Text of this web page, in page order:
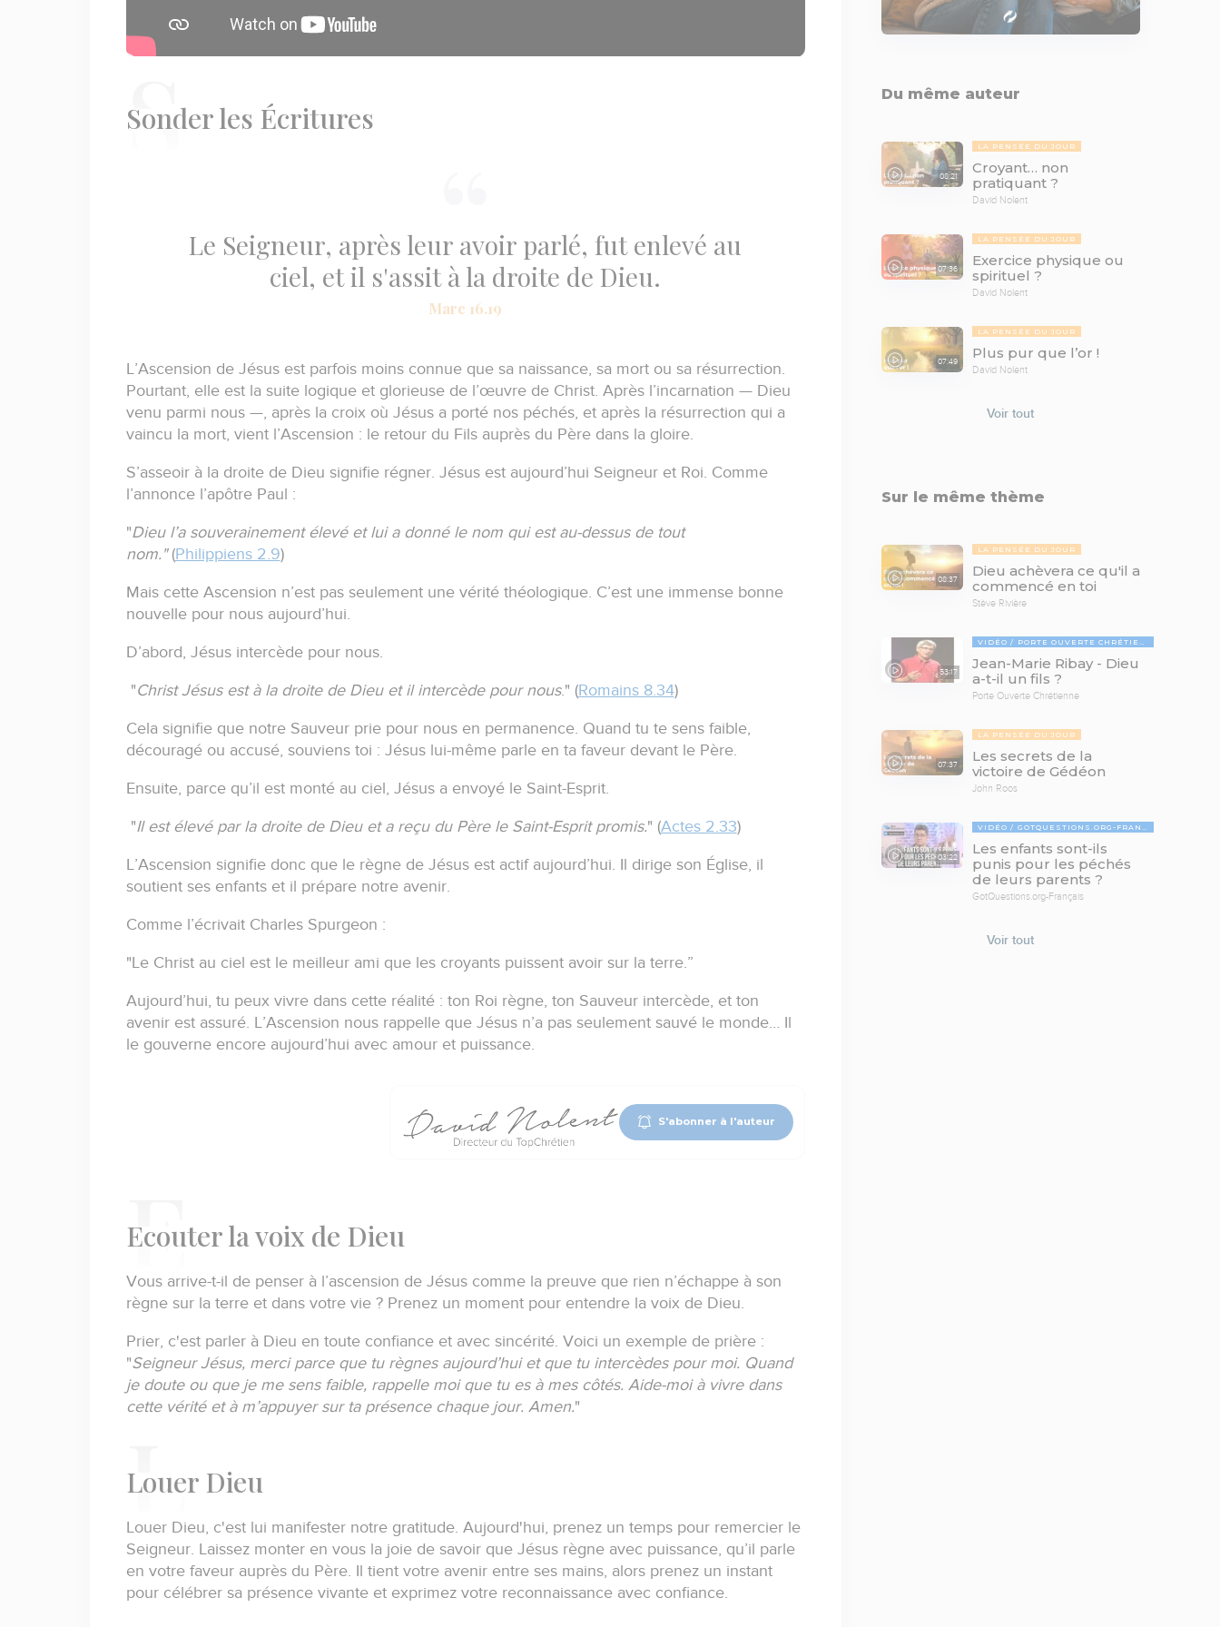
Sonder les Écritures
Le Seigneur, après leur avoir parlé, fut enlevé au
ciel, et il s'assit à la droite de Dieu.
Marc 16.19
L’Ascension de Jésus est parfois moins connue que sa naissance, sa mort ou sa résurrection.
Pourtant, elle est la suite logique et glorieuse de l’œuvre de Christ. Après l’incarnation — Dieu
venu parmi nous —, après la croix où Jésus a porté nos péchés, et après la résurrection qui a
vaincu la mort, vient l’Ascension :
le retour du Fils auprès du Père dans la gloire.
S’asseoir à la droite de Dieu signifie régner. Jésus est aujourd’hui Seigneur et Roi. Comme
l’annonce l’apôtre Paul :
"Dieu l’a souverainement élevé et lui a donné le nom qui est au-dessus de tout
nom."(Philippiens 2.9)
Mais cette Ascension n’est pas seulement une vérité théologique. C’est une immense bonne
nouvelle pour nous aujourd’hui.
D’abord, Jésus intercède pour nous.
"Christ Jésus est à la droite de Dieu et il intercède pour nous." (Romains 8.34)
Cela signifie que notre Sauveur prie pour nous en permanence. Quand tu te sens faible,
découragé ou accusé, souviens toi : Jésus lui-même parle en ta faveur devant le Père.
Ensuite, parce qu’il est monté au ciel, Jésus a envoyé le Saint-Esprit.
"Il est élevé par la droite de Dieu et a reçu du Père le Saint-Esprit promis." (Actes 2.33)
L’Ascension signifie donc que le règne de Jésus est actif aujourd’hui.
Il dirige son Église, il
soutient ses enfants et il prépare notre avenir.
Comme l’écrivait Charles Spurgeon :
" Le Christ au ciel est le meilleur ami que les croyants puissent avoir sur la terre.”
Aujourd’hui, tu peux vivre dans cette réalité : ton Roi règne, ton Sauveur intercède, et ton
avenir est assuré. L’Ascension nous rappelle que Jésus n’a pas seulement sauvé le monde…
le gouverne encore aujourd’hui avec amour et puissance.
S'abonner à l'auteur
Ecouter la voix de Dieu
Vous arrive-t-il de penser à l’ascension de Jésus comme la preuve que rien n’échappe à son
règne sur la terre et dans votre vie ? Prenez un moment pour entendre la voix de Dieu.
Prier, c'est parler à Dieu en toute confiance et avec sincérité. Voici un exemple de prière :
"Seigneur Jésus, merci parce que tu règnes aujourd’hui et que tu intercèdes pour moi. Quand
je doute ou que je me sens faible, rappelle moi que tu es à mes côtés. Aide-moi à vivre dans
cette vérité et à m’appuyer sur ta présence chaque jour. Amen."
Louer Dieu
Louer Dieu, c'est lui manifester notre gratitude. Aujourd'hui, prenez un temps pour remercier le
Seigneur. Laissez monter en vous la joie de savoir que Jésus règne avec puissance, qu’il parle
en votre faveur auprès du Père.
Il tient votre avenir entre ses mains, alors prenez un instant
pour célébrer sa présence vivante et exprimez votre reconnaissance avec confiance.
Du même auteur
08:21
LA PENSÉE DU JOUR
Croyant… non
pratiquant ?
David Nolent
07:36
LA PENSÉE DU JOUR
Exercice physique ou
spirituel ?
David Nolent
07:49
LA PENSÉE DU JOUR
Plus pur que l’or !
David Nolent
Voir tout
Sur le même thème
08:37
LA PENSÉE DU JOUR
Dieu achèvera ce qu'il a
commencé en toi
Stève Rivière
53:17
VIDÉO PORTE OUVERTE CHRÉTIENNE
Jean-Marie Ribay - Dieu
a-t-il un fils ?
Porte Ouverte Chrétienne
07:37
LA PENSÉE DU JOUR
Les secrets de la
victoire de Gédéon
John Roos
03:22
VIDÉO GOTQUESTIONS.ORG-FRANÇAIS
Les enfants sont-ils
punis pour les péchés
de leurs parents ?
GotQuestions.org-Français
Voir tout